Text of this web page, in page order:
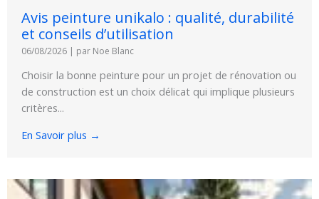
Avis peinture unikalo : qualité, durabilité
et conseils d’utilisation
06/08/2026 | par Noe Blanc
Choisir la bonne peinture pour un projet de rénovation ou
de construction est un choix délicat qui implique plusieurs
critères...
En Savoir plus →